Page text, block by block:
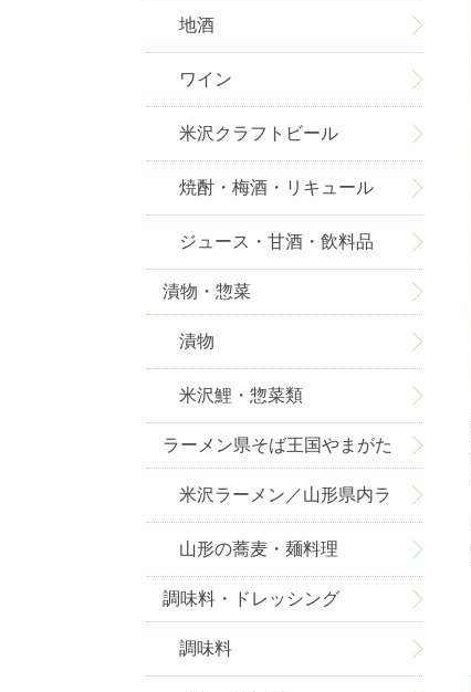
地酒
ワイン
米沢クラフトビール
焼酎・梅酒・リキュール
ジュース・甘酒・飲料品
漬物・惣菜
漬物
米沢鯉・惣菜類
ラーメン県そば王国やまがた
米沢ラーメン／山形県内ラ
ーメン
山形の蕎麦・麺料理
調味料・ドレッシング
調味料